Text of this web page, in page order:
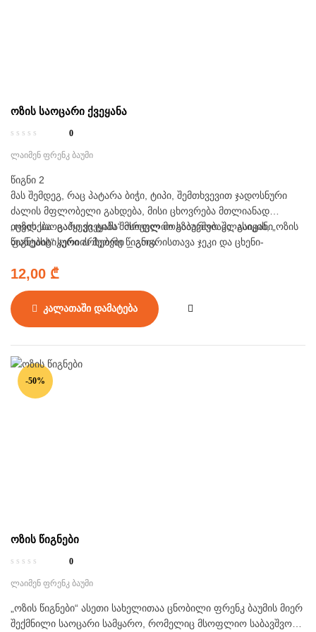
ოზის საოცარი ქვეყანა
0
ლაიმენ ფრენკ ბაუმი
წიგნი 2
მას შემდეგ, რაც პატარა ბიჭი, ტიპი, შემთხვევით ჯადოსნური
ძალის მფლობელი გახდება, მისი ცხოვრება მთლიანად
იცვლება. გაჰყევი ტიპს შორეულ მოგზაურობაში, გაიცანი
ფანტასტიკური არსებები _ გოგრისთავა ჯეკი და ცხენი-
ხოლო ბოლოს იქნებ ზურმუხტქალაქსაც კი მიაღწიო. ტიპთან
ერთად ამოხსენი საიდუმლოებები და შეებრძოლე ბოროტ
ძალებს, რომლებიც ოზის ქვეყანას ემუქრებიან.
„ოზის საოცარი ქვეყანა“ მსოფლიო საბავშვო კლასიკის, „ოზის
წიგნების“ სერიის მეორე წიგნია.
12,00 ₾
კალათაში დამატება
-50%
ოზის წიგნები
0
ლაიმენ ფრენკ ბაუმი
„ოზის წიგნები“ ასეთი სახელითაა ცნობილი ფრენკ ბაუმის მიერ
შექმნილი საოცარი სამყარო, რომელიც მსოფლიო საბავშვო